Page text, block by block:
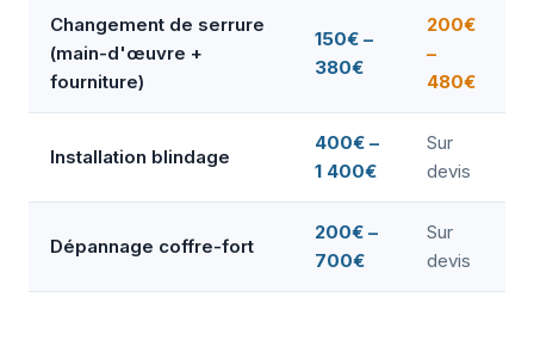
Changement de serrure
(main-d'œuvre +
fourniture)
150€ –
380€
200€
–
480€
Installation blindage
400€ –
1 400€
Sur
devis
Dépannage coffre-fort
200€ –
700€
Sur
devis